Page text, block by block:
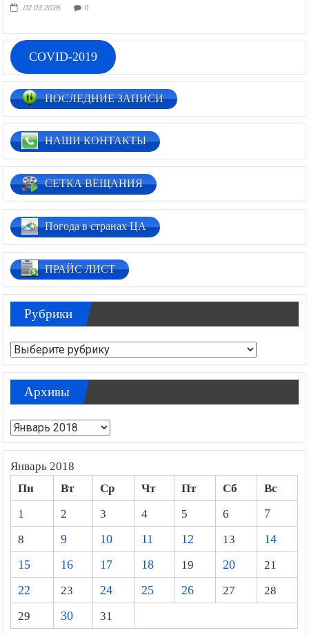
02.03.2026 0
COVID-2019
ПОСЛЕДНИЕ ЗАПИСИ
НАШИ КОНТАКТЫ
СЕТКА ВЕЩАНИЯ
Погода в странах ЦА
ПРАЙС ЛИСТ
Рубрики
Рубрики
Архивы
Архивы
Январь 2018
Пн Вт Ср Чт Пт Сб
Вс
1
2 3 4 5 6
7
8
9 10 11 12 13
14
15
16 17 18 19 20
21
22
23 24 25 26 27
28
29
30 31